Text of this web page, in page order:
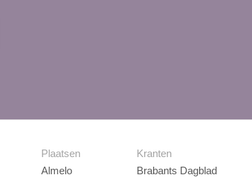
Plaatsen
Almelo
Kranten
Brabants Dagblad